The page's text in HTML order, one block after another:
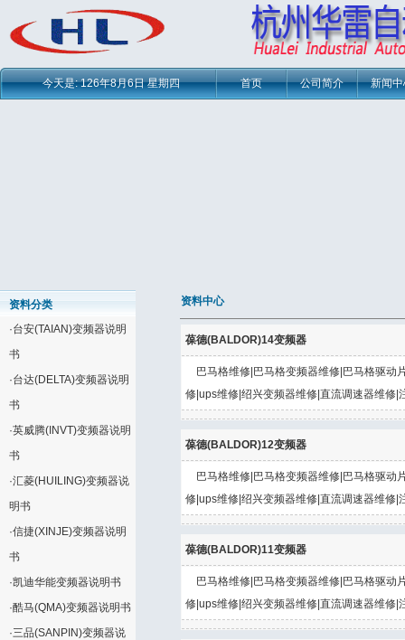
新闻
公司简介
首页
今天是:126年8月6日 星期四
资料分类
·台安(TAIAN)变频器说明
书
·台达(DELTA)变频器说明
书
·英威腾(INVT)变频器说明
书
·汇菱(HUILING)变频器说
明书
·信捷(XINJE)变频器说明
书
·凯迪华能变频器说明书
·酷马(QMA)变频器说明书
·三品(SANPIN)变频器说
资料中心
葆德(BALDOR)14变频器
巴马格维修|巴马格变频器维修|巴马格驱动
修|ups维修|绍兴变频器维修|直流调速器维修|
葆德(BALDOR)12变频器
巴马格维修|巴马格变频器维修|巴马格驱动
修|ups维修|绍兴变频器维修|直流调速器维修|
葆德(BALDOR)11变频器
巴马格维修|巴马格变频器维修|巴马格驱动
修|ups维修|绍兴变频器维修|直流调速器维修|